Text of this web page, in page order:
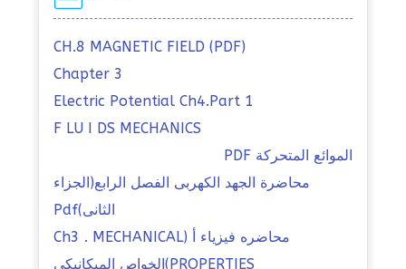
CH.8 MAGNETIC FIELD (PDF)
Chapter 3
Electric Potential Ch4.Part 1
F LU I DS MECHANICS
الموائع المتحركة PDF
محاضرة الجهد الكهربى الفصل الرابع(الجزاء
الثانى)Pdf
محاضره فيزياء أ (Ch3 . MECHANICAL
PROPERTIES)الخواص الميكانيكي